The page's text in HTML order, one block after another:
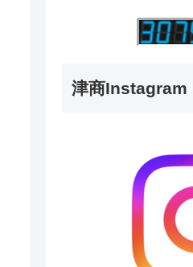
津商Instagram